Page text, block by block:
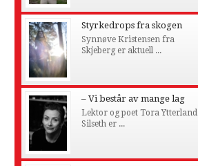
Styrkedrops fra skogen
Synnøve Kristensen fra
Skjeberg er aktuell ...
– Vi består av mange lag
Lektor og poet Tora Ytterland
Silseth er ...